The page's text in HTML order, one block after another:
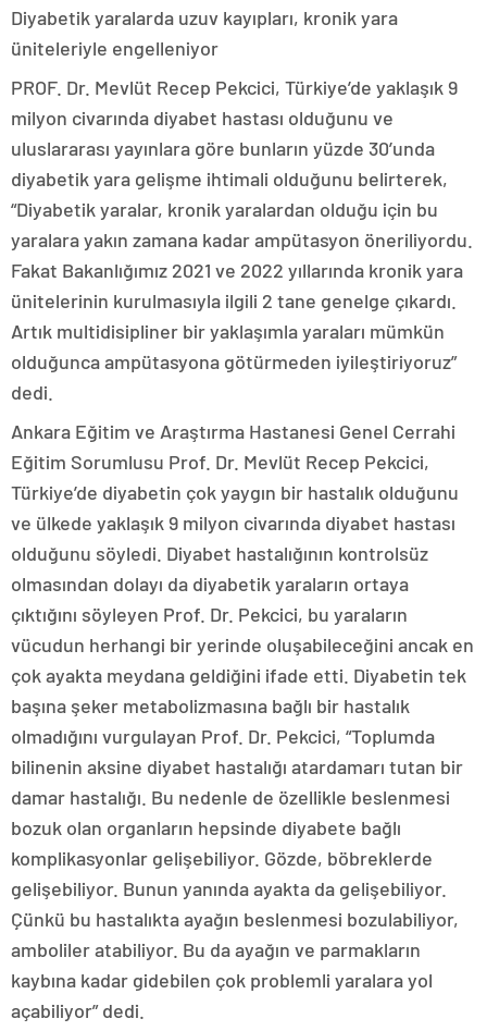
Diyabetik yaralarda uzuv kayıpları, kronik yara
üniteleriyle engelleniyor
PROF. Dr. Mevlüt Recep Pekcici, Türkiye’de yaklaşık 9
milyon civarında diyabet hastası olduğunu ve
uluslararası yayınlara göre bunların yüzde 30’unda
diyabetik yara gelişme ihtimali olduğunu belirterek,
“Diyabetik yaralar, kronik yaralardan olduğu için bu
yaralara yakın zamana kadar ampütasyon öneriliyordu.
Fakat Bakanlığımız 2021 ve 2022 yıllarında kronik yara
ünitelerinin kurulmasıyla ilgili 2 tane genelge çıkardı.
Artık multidisipliner bir yaklaşımla yaraları mümkün
olduğunca ampütasyona götürmeden iyileştiriyoruz”
dedi.
Ankara Eğitim ve Araştırma Hastanesi Genel Cerrahi
Eğitim Sorumlusu Prof. Dr. Mevlüt Recep Pekcici,
Türkiye’de diyabetin çok yaygın bir hastalık olduğunu
ve ülkede yaklaşık 9 milyon civarında diyabet hastası
olduğunu söyledi. Diyabet hastalığının kontrolsüz
olmasından dolayı da diyabetik yaraların ortaya
çıktığını söyleyen Prof. Dr. Pekcici, bu yaraların
vücudun herhangi bir yerinde oluşabileceğini ancak en
çok ayakta meydana geldiğini ifade etti. Diyabetin tek
başına şeker metabolizmasına bağlı bir hastalık
olmadığını vurgulayan Prof. Dr. Pekcici, “Toplumda
bilinenin aksine diyabet hastalığı atardamarı tutan bir
damar hastalığı. Bu nedenle de özellikle beslenmesi
bozuk olan organların hepsinde diyabete bağlı
komplikasyonlar gelişebiliyor. Gözde, böbreklerde
gelişebiliyor. Bunun yanında ayakta da gelişebiliyor.
Çünkü bu hastalıkta ayağın beslenmesi bozulabiliyor,
amboliler atabiliyor. Bu da ayağın ve parmakların
kaybına kadar gidebilen çok problemli yaralara yol
açabiliyor” dedi.